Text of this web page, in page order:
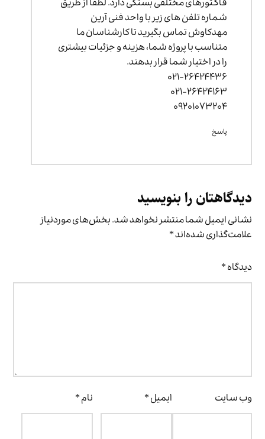
فاکتورهای مختلفی بستگی دارد. لطفا از طریق
شماره تلفن های زیر با واحد فنی آرین
مهدکاوش تماس بگیرید تا کارشناسان ما
متناسب با پروژه شما، هزینه و جزئیات بیشتری
را در اختیار شما قرار بدهند.
۰۲۱-۲۶۴۲۴۴۳۶
۰۲۱-۲۶۴۲۴۱۶۳
۰۹۲۰۱۰۷۳۲۰۴
پاسخ
دیدگاهتان را بنویسید
نشانی ایمیل شما منتشر نخواهد شد.بخش‌های موردنیاز
علامت‌گذاری شده‌اند*
دیدگاه*
نام* ایمیل* وب‌ سایت